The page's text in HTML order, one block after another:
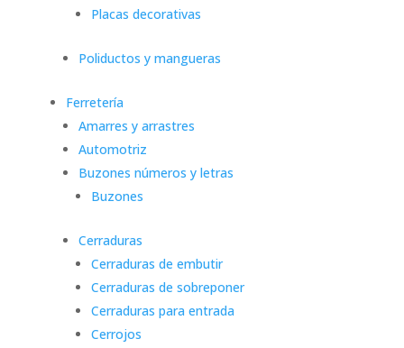
Placas decorativas
Poliductos y mangueras
Ferretería
Amarres y arrastres
Automotriz
Buzones números y letras
Buzones
Cerraduras
Cerraduras de embutir
Cerraduras de sobreponer
Cerraduras para entrada
Cerrojos